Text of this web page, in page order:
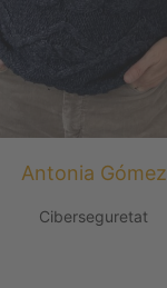
Antonia Gómez
Ciberseguretat